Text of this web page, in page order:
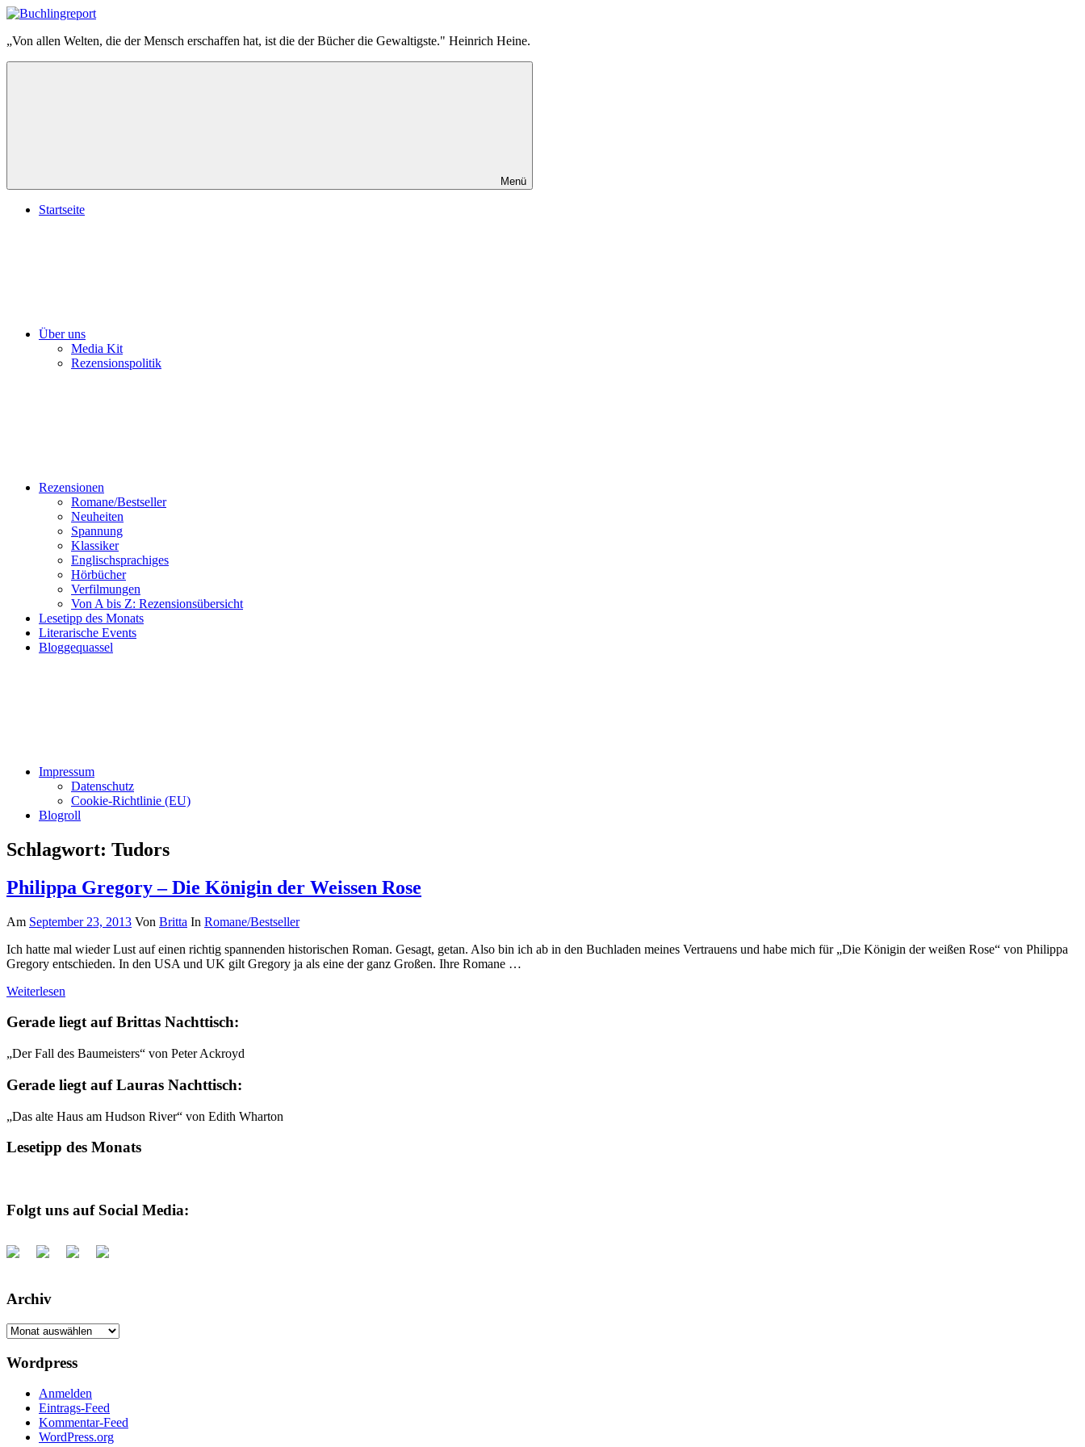
Zum
springen
Buchlingreport
„Von allen Welten, die der Mensch erschaffen hat, ist die der Bücher die Gewaltigste." Heinrich Heine.
Menü
Startseite
Über uns
Media Kit
Rezensionspolitik
Rezensionen
Romane/Bestseller
Neuheiten
Spannung
Klassiker
Englischsprachiges
Hörbücher
Verfilmungen
Von A bis Z: Rezensionsübersicht
Lesetipp des Monats
Literarische Events
Bloggequassel
Impressum
Datenschutz
Cookie-Richtlinie (EU)
Blogroll
Schlagwort: Tudors
Philippa Gregory – Die Königin der Weissen Rose
Am September 23, 2013 Von Britta In Romane/Bestseller
Ich hatte mal wieder Lust auf einen richtig spannenden historischen Roman. Gesagt, getan. Also bin ich ab in den Buchladen meines Vertrauens und habe mich für „Die Königin der weißen Rose“ von Philippa
Gregory entschieden. In den USA und UK gilt Gregory ja als eine der ganz Großen. Ihre Romane …
Weiterlesen
Gerade liegt auf Brittas Nachttisch:
„Der Fall des Baumeisters“ von Peter Ackroyd
Gerade liegt auf Lauras Nachttisch:
„Das alte Haus am Hudson River“ von Edith Wharton
Lesetipp des Monats
Folgt uns auf Social Media:
Archiv
Archiv
Wordpress
Anmelden
Eintrags-Feed
Kommentar-Feed
WordPress.org